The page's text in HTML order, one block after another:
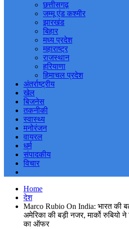
छत्तीसगढ़
जम्मू एंड कश्मीर
झारखंड
बिहार
मध्य प्रदेश
महाराष्ट्र
राजस्थान
हरियाणा
हिमाचल प्रदेश
अंतर्राष्ट्रीय
खेल
बिजनेस
तकनीकी
स्वास्थ्य
मनोरंजन
वायरल
धर्म
संपादकीय
विचार
Home
देश
Marco Rubio On India: भारत की
अमेरिका की बड़ी नजर, मार्को रुबियो
का ऑफर